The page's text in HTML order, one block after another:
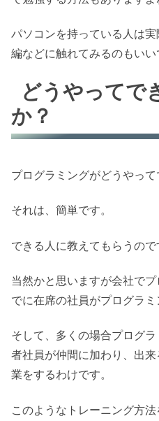
パソコンを持っている人は
編などに触れてみるのもいい
どうやってで
か？
プログラミングがどうやっ
それは、簡単です。
できる人に教えてもらうので
当然かと思いますが会社で
でに在席の社員がプログラミ
そして、多くの場合プログ
者社員が仲間に加わり、出
業をするわけです。
このようなトレーニング方